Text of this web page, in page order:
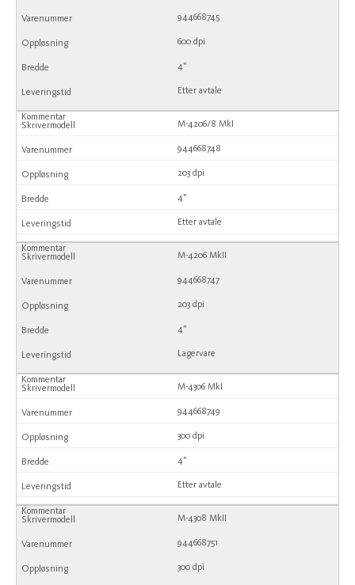
944668745
600 dpi
4"
Etter avtale
M-4206/8 MkI
944668748
203 dpi
4"
Etter avtale
M-4206 MkII
944668747
203 dpi
4"
Lagervare
M-4306 MkI
944668749
300 dpi
4"
Etter avtale
M-4308 MkII
944668751
300 dpi